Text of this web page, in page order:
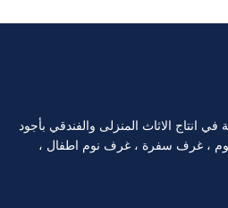
الاثاث المنزلى والفندقي بأجود
نوم ، غرف سفرة ، غرف نوم اطفال ،